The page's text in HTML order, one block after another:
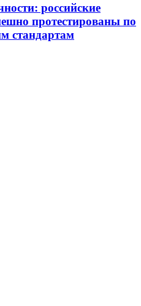
российские
протестированы по
стандартам